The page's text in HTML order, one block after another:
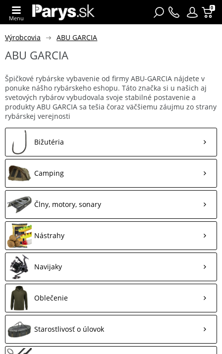
0
Menu
Výrobcovia ABU GARCIA
ABU GARCIA
Špičkové rybárske vybavenie od firmy ABU-GARCIA nájdete v
ponuke nášho rybárskeho eshopu. Táto značka si u našich aj
svetových rybárov vybudovala svoje stabilné postavenie a
produkty ABU GARCIA sa tešia čoraz väčšiemu záujmu zo strany
rybárskej verejnosti
Bižutéria
Camping
Člny, motory, sonary
Nástrahy
Navijaky
Oblečenie
Starostlivosť o úlovok